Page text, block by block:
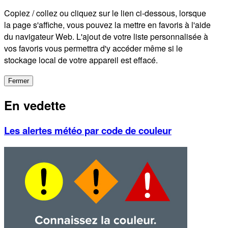
Copiez / collez ou cliquez sur le lien ci-dessous, lorsque
la page s'affiche, vous pouvez la mettre en favoris à l'aide
du navigateur Web. L'ajout de votre liste personnalisée à
vos favoris vous permettra d'y accéder même si le
stockage local de votre appareil est effacé.
Fermer
En vedette
Les alertes météo par code de couleur